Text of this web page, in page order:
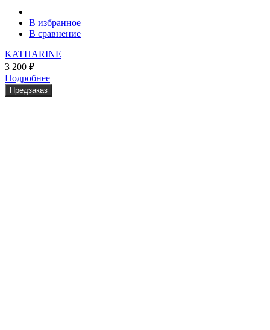
В избранное
В сравнение
KATHARINE
3 200 ₽
Подробнее
Предзаказ